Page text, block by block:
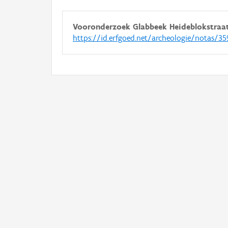
Vooronderzoek Glabbeek
https://id.erfgoed.net/archeologie/notas/